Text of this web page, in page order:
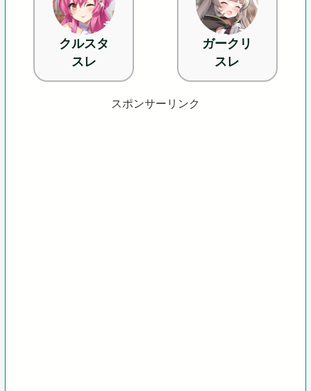
クルスタ
スレ
ガークリ
スレ
スポンサーリンク